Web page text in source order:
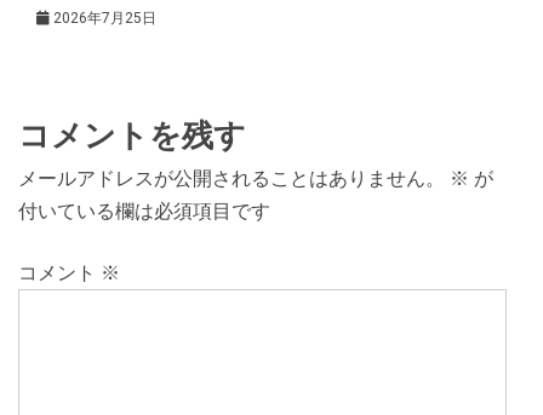
2026年7月25日
コメントを残す
メールアドレスが公開されることはありません。 ※ が
付いている欄は必須項目です
コメント ※